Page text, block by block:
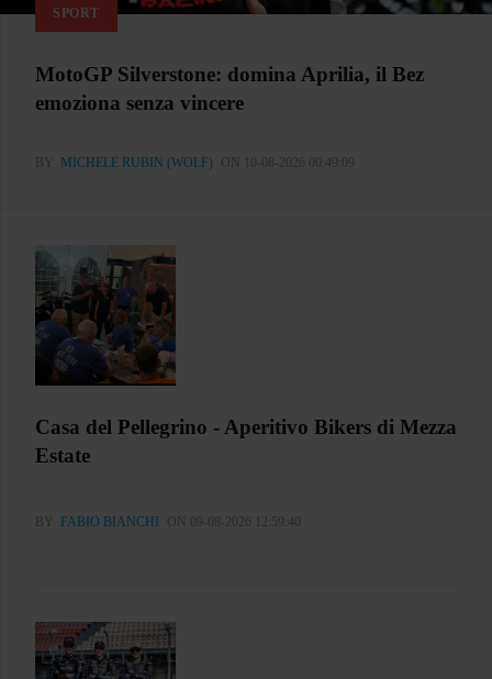
SPORT
MotoGP Silverstone: domina Aprilia, il Bez
emoziona senza vincere
BY MICHELE RUBIN (WOLF) ON 10-08-2026 00:49:09
Casa del Pellegrino - Aperitivo Bikers di Mezza
Estate
BY FABIO BIANCHI ON 09-08-2026 12:59:40